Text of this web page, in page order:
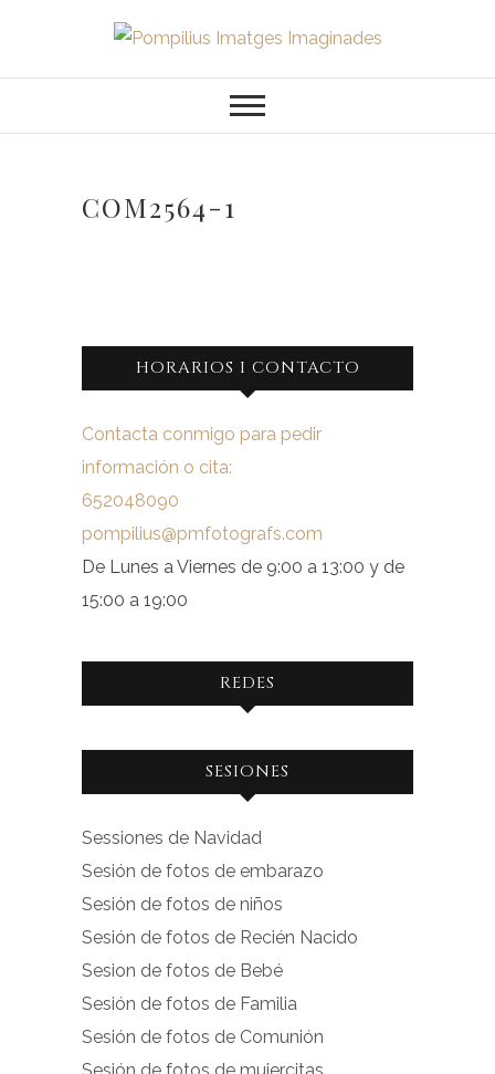
contenido
Pompilius
Imatges
Imaginades
COM2564-1
HORARIOS I CONTACTO
Contacta conmigo para pedir
información o cita:
652048090
pompilius@pmfotografs.com
De Lunes a Viernes de 9:00 a 13:00 y de
15:00 a 19:00
REDES
Ver
facebook.com
en
Facebook
Ver
instagram.com
en
Instagram
SESIONES
Sessiones de Navidad
Sesión de fotos de embarazo
Sesión de fotos de niños
Sesión de fotos de Recién Nacido
Sesion de fotos de Bebé
Sesión de fotos de Familia
Sesión de fotos de Comunión